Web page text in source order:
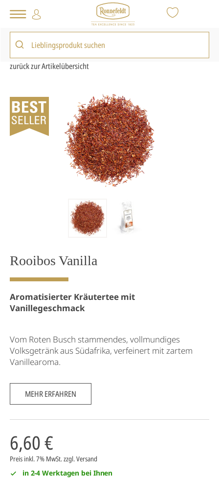
Tee Shop Loser Tee Kräutertee
Rooibos Vanilla
zurück zur Artikelübersicht
Rooibos Vanilla
Aromatisierter Kräutertee mit
Vanillegeschmack
Vom Roten Busch stammendes, vollmundiges
Volksgetränk aus Südafrika, verfeinert mit zartem
Vanillearoma.
MEHR ERFAHREN
6,60 €
Preis inkl. 7% MwSt.zzgl. Versand
in 2-4 Werktagen bei Ihnen